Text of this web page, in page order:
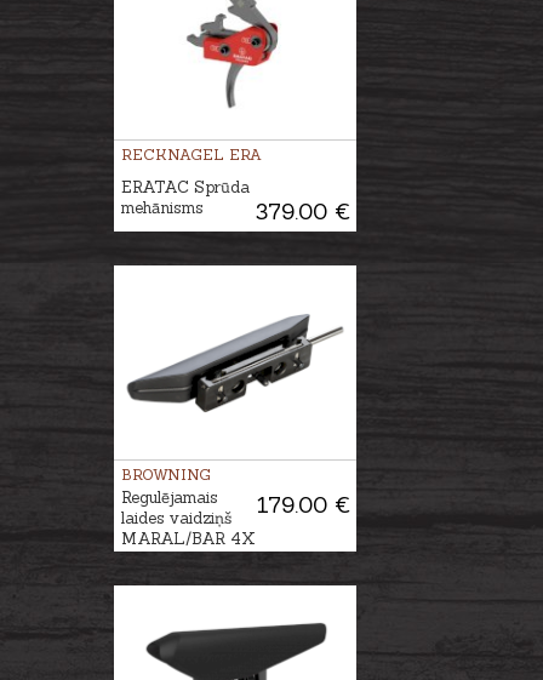
RECKNAGEL ERA
379.00 €
ERATAC Sprūda
mehānisms
BROWNING
179.00 €
Regulējamais
laides vaidziņš
MARAL/BAR 4X